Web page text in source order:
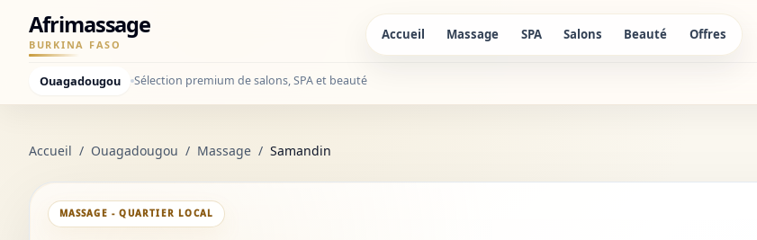
Afrimassage
BURKINA FASO
Accueil Massage SPA Salons Beauté Offres
Ouagadougou Sélection premium de salons, SPA et beauté
Accueil / Ouagadougou / Massage / Samandin
MASSAGE - QUARTIER LOCAL